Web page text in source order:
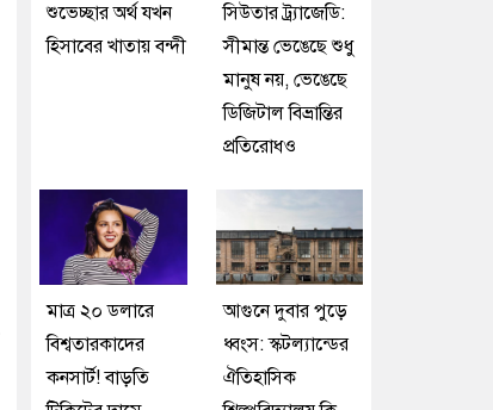
শুভেচ্ছার অর্থ যখন
হিসাবের খাতায় বন্দী
সিউতার ট্র্যাজেডি:
সীমান্ত ভেঙেছে শুধু
মানুষ নয়, ভেঙেছে
ডিজিটাল বিভ্রান্তির
প্রতিরোধও
মাত্র ২০ ডলারে
বিশ্বতারকাদের
কনসার্ট! বাড়তি
আগুনে দুবার পুড়ে
ধ্বংস: স্কটল্যান্ডের
ঐতিহাসিক